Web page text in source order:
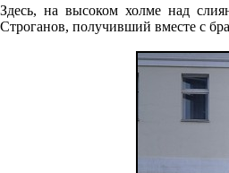
Здесь, на высоком холме над
Строганов, получивший вместе с